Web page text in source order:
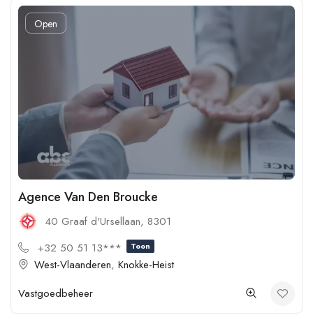
Open
Agence Van Den Broucke
40 Graaf d'Ursellaan, 8301
+32 50 51 13***
Toon
West-Vlaanderen, Knokke-Heist
Vastgoedbeheer